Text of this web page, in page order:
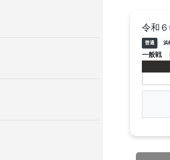
令和
普通 浜
一般戦